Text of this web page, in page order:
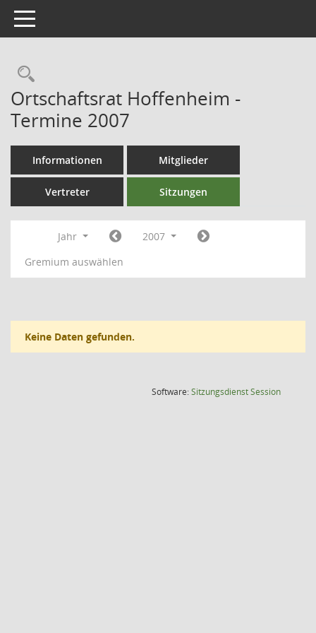
Toggle navigation
Ortschaftsrat Hoffenheim -
Termine 2007
Informationen Mitglieder
Vertreter Sitzungen
Jahr
2007
Gremium auswählen
Keine Daten gefunden.
Software:SitzungsdienstSession(Wird in